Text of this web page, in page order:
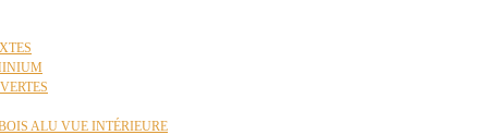
ALU VUE INTÉRIEURE